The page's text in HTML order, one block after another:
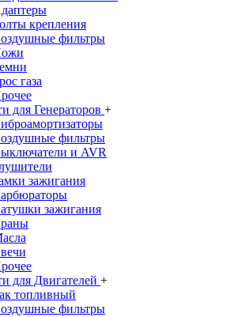
крепления
фильтры
газа
для Генераторов +
фильтры
и AVR
зажигания
зажигания
для Двигателей +
топливный
фильтры